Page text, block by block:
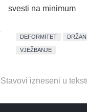
svesti na minimum
DEFORMITET
VJEŽBANJE
Stavovi izneseni u